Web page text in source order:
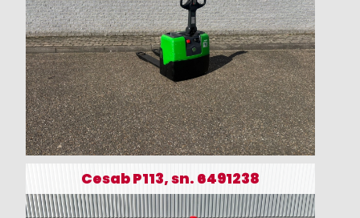
Cesab P113, sn. 6491238